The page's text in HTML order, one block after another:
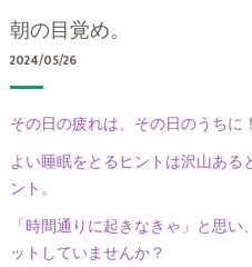
朝の目覚め。
2024/05/26
その日の疲れは、その日のうちに！
よい睡眠をとるヒントは沢山あ
ント。
「時間通りに起きなきゃ」と思
ットしていませんか？